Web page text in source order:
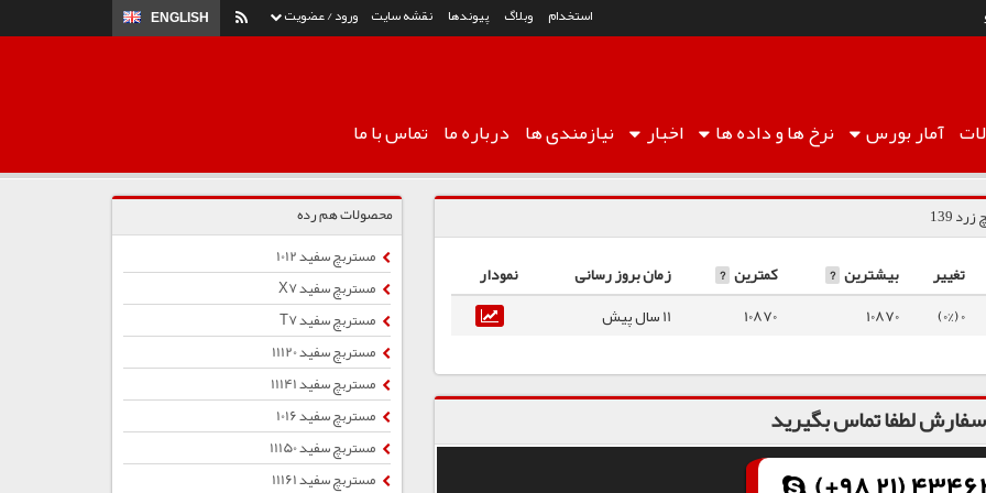
ورود / عضویت ENGLISH استخدام وبلاگ پیوندها نقشه سایت
آماربورس نرخ هاو داده ها اخبار نیازمندی ها درباره ما تماس با ما
139
تغییر بیشترین ? کمترین ? زمان بروز رسانی
نمودار
0 (0%)
10870
10870 11 سال پیش
لطفا تماس بگیرید
محصولات هم رده
مستربچ سفید 1012
مستربچ سفید X7
مستربچ سفید T7
مستربچ سفید 11120
مستربچ سفید 11141
مستربچ سفید 1016
مستربچ سفید 11150
مستربچ سفید 11161